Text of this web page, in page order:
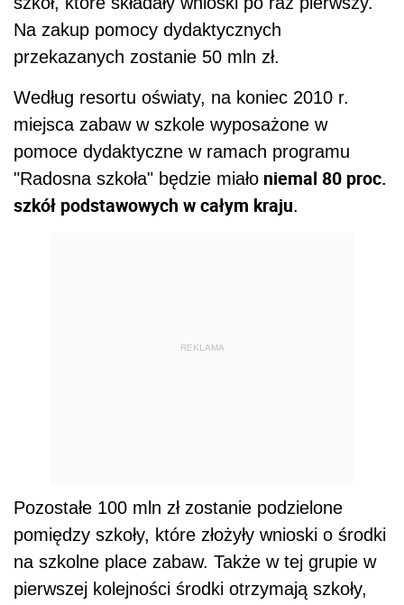
Na zakup pomocy dydaktycznych
przekazanych zostanie 50 mln zł.
Według resortu oświaty, na koniec 2010 r.
miejsca zabaw w szkole wyposażone w
pomoce dydaktyczne w ramach programu
"Radosna szkoła" będzie miało niemal 80 proc.
szkół podstawowych w całym kraju.
REKLAMA
Pozostałe 100 mln zł zostanie podzielone
pomiędzy szkoły, które złożyły wnioski o środki
na szkolne place zabaw. Także w tej grupie w
pierwszej kolejności środki otrzymają szkoły,